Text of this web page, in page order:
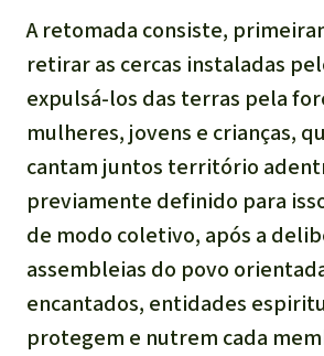
A retomada consiste,
retirar as cercas instaladas
expulsá-los das terras pela
mulheres, jovens e crianças,
cantam juntos território
previamente definido para
de modo coletivo, após a
assembleias do povo
encantados, entidades
protegem e nutrem cada